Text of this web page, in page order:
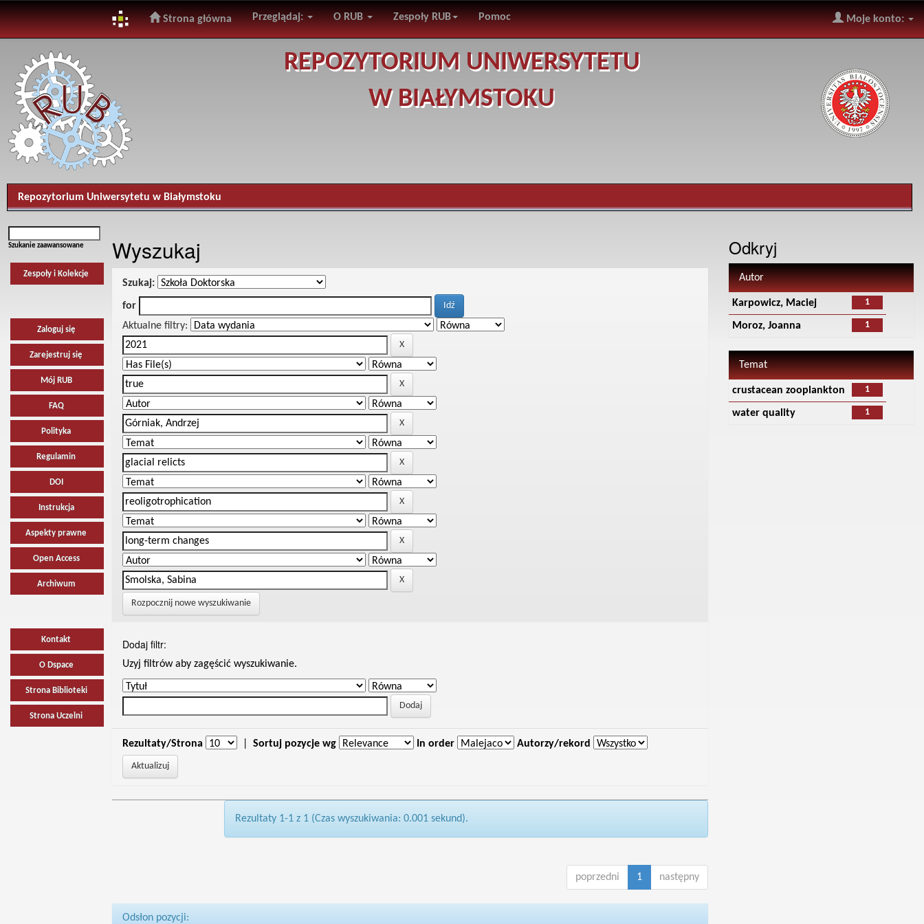
navigation
Strona główna Przeglądaj: O RUB Zespoły RUB Pomoc Moje konto:
REPOZYTORIUM UNIWERSYTETU
W BIAŁYMSTOKU
Repozytorium Uniwersytetu w Białymstoku
Szukanie zaawansowane
Zespoły i Kolekcje
Zaloguj się
Zarejestruj się
Mój RUB
FAQ
Polityka
Regulamin
DOI
Instrukcja
Aspekty prawne
Open Access
Archiwum
Kontakt
O Dspace
Strona Biblioteki
Strona Uczelni
Wyszukaj
Szukaj:
for
Aktualne filtry:
Rozpocznij nowe wyszukiwanie
Dodaj filtr:
Uzyj filtrów aby zagęścić wyszukiwanie.
Rezultaty/Strona Sortuj pozycje wg In order Autorzy/rekord
Rezultaty 1-1 z 1 (Czas wyszukiwania: 0.001 sekund).
poprzedni 1 następny
Odsłon pozycji:
Odkryj
Autor
1
Karpowicz, Maciej
1
Moroz, Joanna
Temat
1
crustacean zooplankton
1
water quality